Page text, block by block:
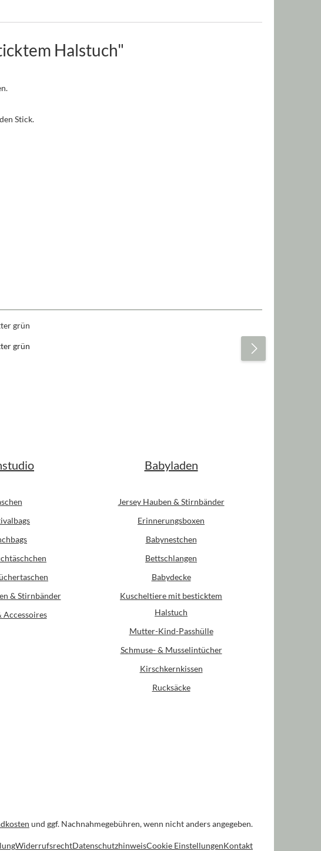
Halstuch"
Stick.
grün
& Stirnbänder
Accessoires
Babyladen
Jersey Hauben & Stirnbänder
Erinnerungsboxen
Babynestchen
Bettschlangen
Babydecke
Kuscheltiere mit besticktem
Halstuch
Mutter-Kind-Passhülle
Schmuse- & Musselintücher
Kirschkernkissen
Rucksäcke
und ggf. Nachnahmegebühren, wenn nicht anders angegeben.
WiderrufsrechtDatenschutzhinweisCookie EinstellungenKontakt